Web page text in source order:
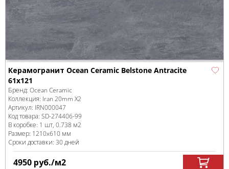
Керамогранит Ocean Ceramic Belstone Antracite
61х121
Бренд: Ocean Ceramic
Коллекция: Iran 20mm X2
Артикул: IRN000047
Код товара: SD-274406-99
В коробке: 1 шт, 0.738 м2
Размер: 1210x610 мм
Сроки доставки: 30 дней
4950 руб./м2